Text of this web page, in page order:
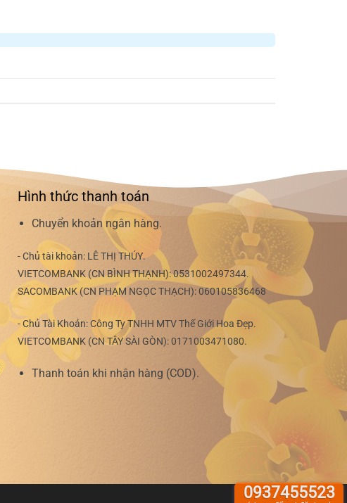
Hình thức thanh toán
Chuyển khoản ngân hàng.
- Chủ tài khoản: LÊ THỊ THÚY.
VIETCOMBANK (CN BÌNH THẠNH):0531002497344.
SACOMBANK (CN PHẠM NGỌC THẠCH):060105836468
- Chủ Tài Khoản: Công Ty TNHH MTV Thế Giới Hoa Đẹp.
VIETCOMBANK (CN TÂY SÀI GÒN):0171003471080.
Thanh toán khi nhận hàng (COD).
0937455523